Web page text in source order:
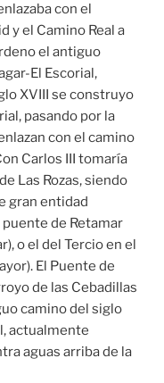
con el
y el Camino Real a
el antiguo
El Escorial,
XVIII se construyo
pasando por la
con el camino
Carlos III tomaría
Las Rozas, siendo
gran entidad
de Retamar
o el del Tercio en el
El Puente de
de las Cebadillas
camino del siglo
actualmente
aguas arriba de la